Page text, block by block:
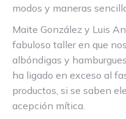
modos y maneras
Maite González y Luis
fabuloso taller en que
albóndigas y
ha ligado en exceso al
productos, si se saben
acepción mítica.